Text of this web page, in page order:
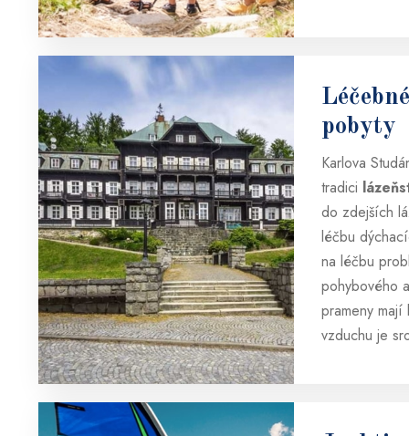
pobyty
Karlova
tradici
do zdejších
léčbu
na léčbu
pohybového
prameny mají
vzduchu je